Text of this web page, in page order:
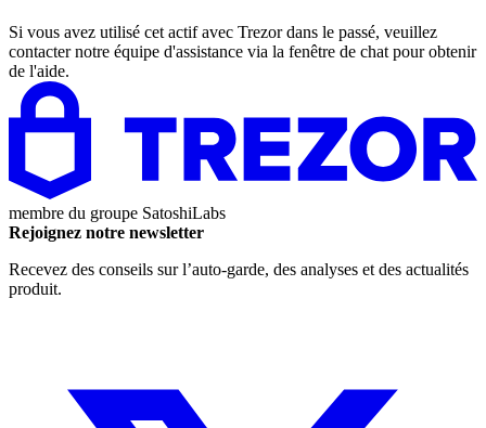
Si vous avez utilisé cet actif avec Trezor dans le passé, veuillez
contacter notre équipe d'assistance via la fenêtre de chat pour obtenir
de l'aide.
membre du groupe SatoshiLabs
Rejoignez notre newsletter
Recevez des conseils sur l’auto-garde, des analyses et des actualités
produit.